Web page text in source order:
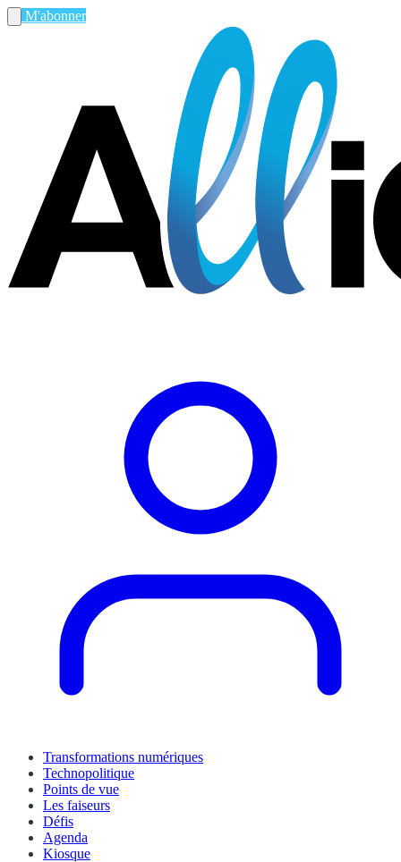
M'abonner
Transformations numériques
Technopolitique
Points de vue
Les faiseurs
Défis
Agenda
Kiosque